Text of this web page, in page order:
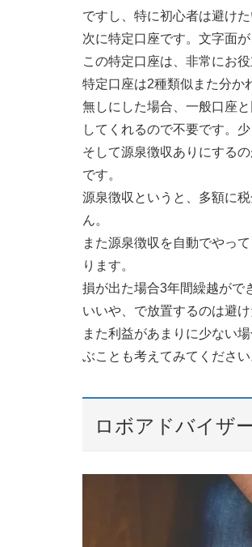
ですし、特に初心者は避けた
次に特定口座です。文字面
この特定口座は、非常にお役
特定口座は2種類似また分か
無しにした場合、一般口座
してくれるので不要です。少
そして源泉徴収ありにする
です。
源泉徴収というと、多額に
ん。
また源泉徴収を自動でやっ
ります。
損が出た場合3年間繰越がで
いいや、で放置するのは避け
また利益があまりに少ない
ぶことも考えてみてください
ロボアドバイザ